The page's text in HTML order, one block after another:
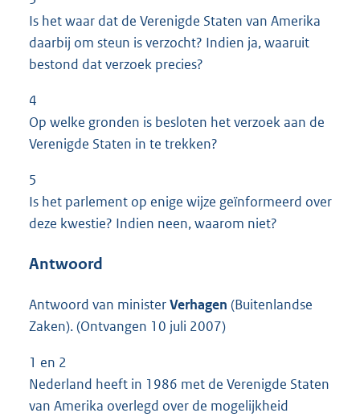
Is het waar dat de Verenigde Staten van Amerika
daarbij om steun is verzocht? Indien ja, waaruit
bestond dat verzoek precies?
4
Op welke gronden is besloten het verzoek aan de
Verenigde Staten in te trekken?
5
Is het parlement op enige wijze geïnformeerd over
deze kwestie? Indien neen, waarom niet?
Antwoord
Antwoord van ministerVerhagen (Buitenlandse
Zaken). (Ontvangen 10 juli 2007)
1 en 2
Nederland heeft in 1986 met de Verenigde Staten
van Amerika overlegd over de mogelijkheid